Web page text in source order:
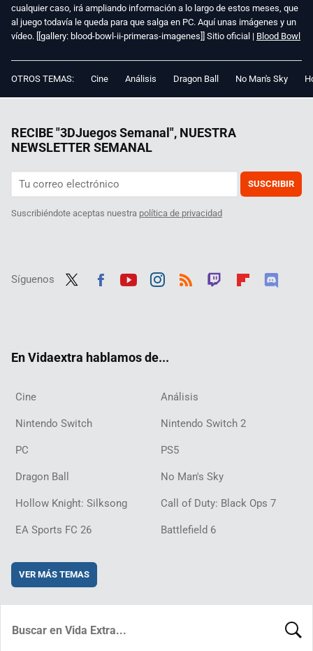
cualquier caso, irá ampliando información a lo largo de estos meses, que
al juego todavía le queda para que salga en PC. Aquí unas imágenes y un
vídeo. [[gallery: blood-bowl-ii-primeras-imagenes]] Sitio oficial | Blood Bowl
OTROS TEMAS: Cine Análisis Dragon Ball No Man's Sky
RECIBE "3DJuegos Semanal", NUESTRA
NEWSLETTER SEMANAL
SUSCRIBIR
Suscribiéndote aceptas nuestra política de privacidad
Síguenos
En Vidaextra hablamos de...
Cine Análisis
Nintendo Switch Nintendo Switch 2
PC PS5
Dragon Ball No Man's Sky
Hollow Knight: Silksong Call of Duty: Black Ops 7
EA Sports FC 26 Battlefield 6
VER MÁS TEMAS